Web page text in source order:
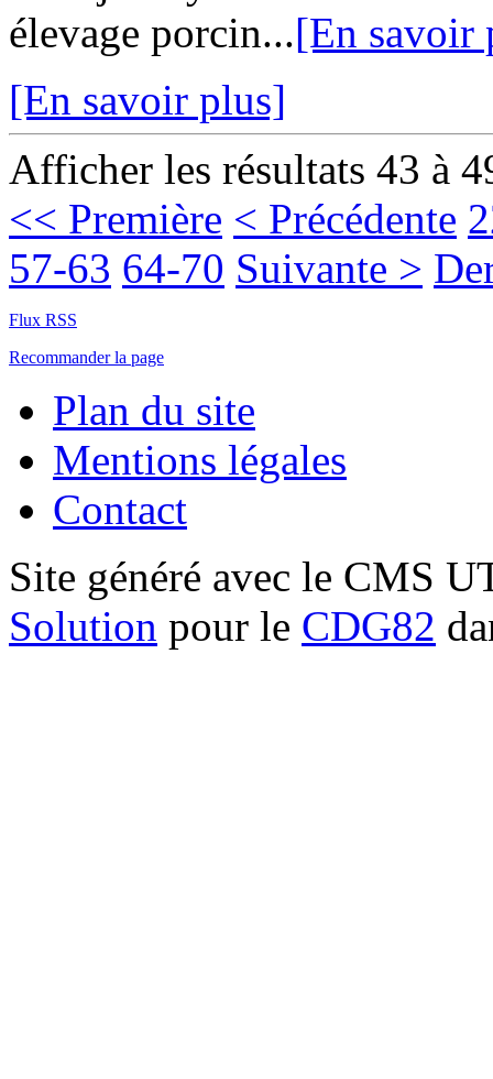
élevage porcin...[En savoir
[En savoir plus]
Afficher les résultats 43 à
<< Première < Précédente
57-63 64-70 Suivante >
Flux RSS
Recommander la page
Plan du site
Mentions légales
Contact
Site généré avec le CMS
Solution pour le CDG82